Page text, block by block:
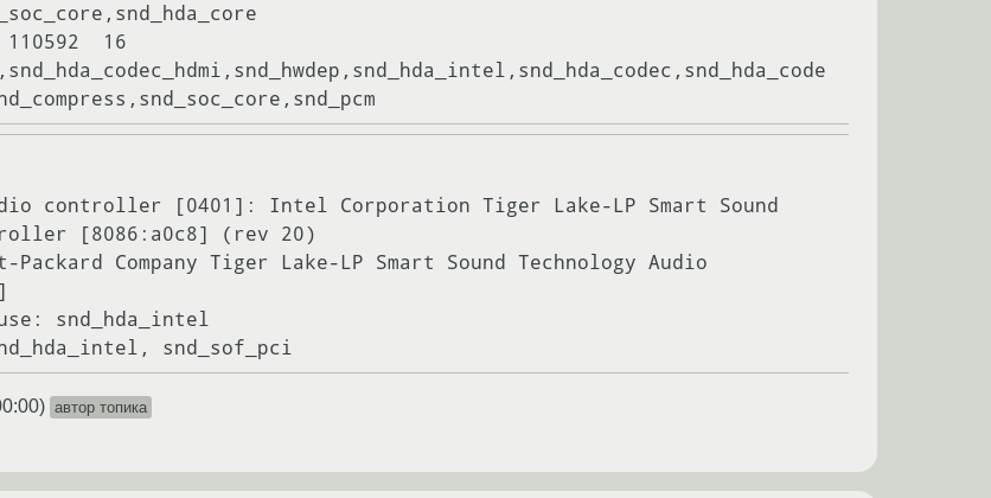
16
controller [0401]: Intel Corporation Tiger Lake-LP Smart Sound
[8086:a0c8] (rev 20)
) автор топика